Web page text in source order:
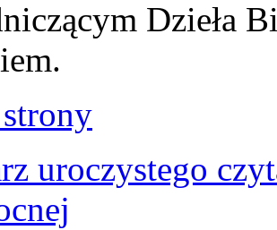
Dzieła
uroczystego